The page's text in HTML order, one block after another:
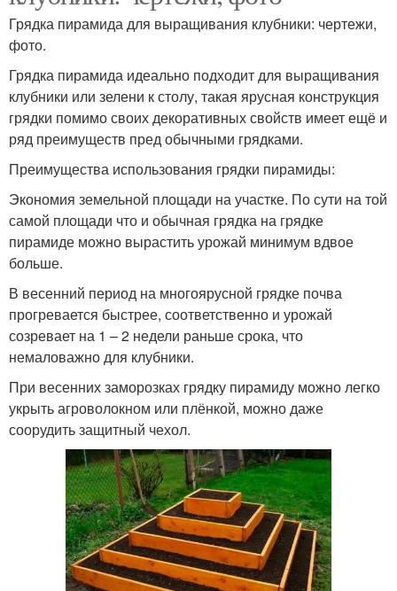
Грядка пирамида для выращивания клубники: чертежи,
фото.
Грядка пирамида идеально подходит для выращивания
клубники или зелени к столу, такая ярусная конструкция
грядки помимо своих декоративных свойств имеет ещё и
ряд преимуществ пред обычными грядками.
Преимущества использования грядки пирамиды:
Экономия земельной площади на участке. По сути на той
самой площади что и обычная грядка на грядке
пирамиде можно вырастить урожай минимум вдвое
больше.
В весенний период на многоярусной грядке почва
прогревается быстрее, соответственно и урожай
созревает на 1 – 2 недели раньше срока, что
немаловажно для клубники.
При весенних заморозках грядку пирамиду можно легко
укрыть агроволокном или плёнкой, можно даже
соорудить защитный чехол.